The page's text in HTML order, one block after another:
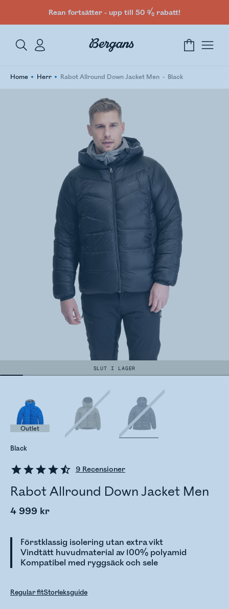
Rean fortsätter - upp till 50 % rabatt!
Home Herr Rabot Allround Down Jacket Men Black
SLUT I LAGER
9 Recensioner
Rabot Allround Down Jacket Men
4 999 kr
Förstklassig isolering utan extra vikt
Vindtätt huvudmaterial av 100% polyamid
Kompatibel med ryggsäck och sele
Black
Outlet
Regular fitStorleksguide